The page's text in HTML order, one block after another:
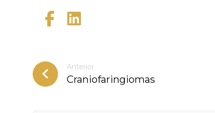
Anterior
Craniofaringiomas